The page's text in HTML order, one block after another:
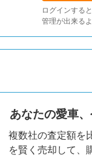
ログインする
管理が出来る
あなたの愛車
複数社の査定額を
を賢く売却して、